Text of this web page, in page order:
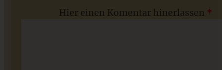
Hier einen Komentar hinerlassen *